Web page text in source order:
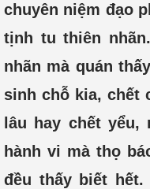
chuyên niệm đạo
tịnh tu thiên
nhãn mà quán
sinh chỗ kia, chết
lâu hay chết
hành vi mà thọ
đều thấy biết